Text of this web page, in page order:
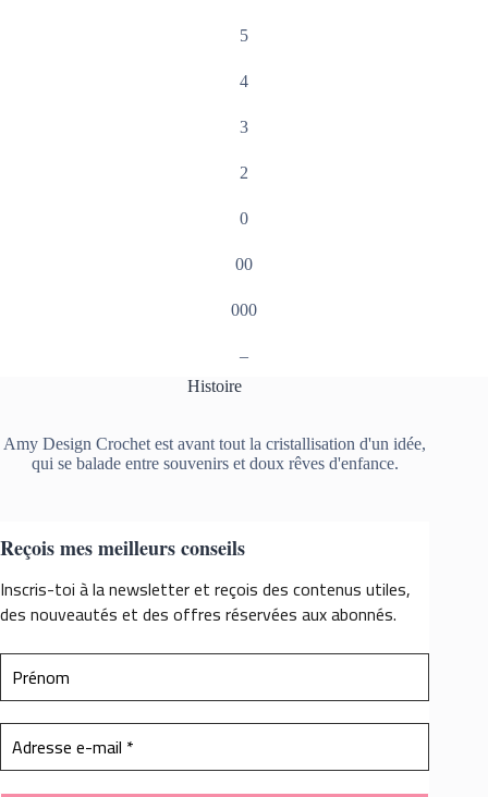
5
4
3
2
0
00
000
–
Histoire
Amy Design Crochet est avant tout la cristallisation d'un idée,
qui se balade entre souvenirs et doux rêves d'enfance.
Reçois mes meilleurs conseils
Inscris-toi à la newsletter et reçois des contenus utiles,
des nouveautés et des offres réservées aux abonnés.